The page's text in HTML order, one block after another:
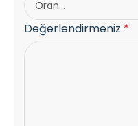
Değerlendirmeniz *